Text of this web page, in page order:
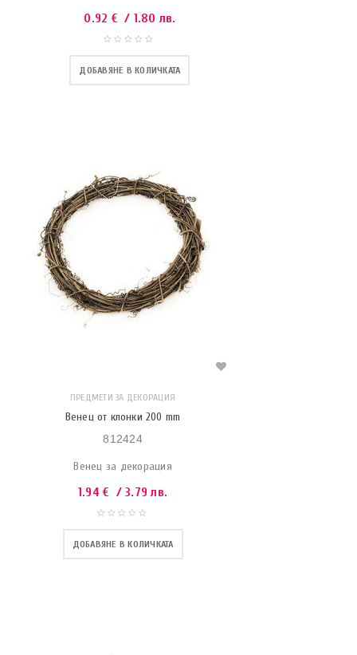
0.92 € / 1.80 лв.
ДОБАВЯНЕ В КОЛИЧКАТА
ПРЕДМЕТИ ЗА ДЕКОРАЦИЯ
Венец от клонки 200 mm
812424
Венец за декорация
1.94€ / 3.79 лв.
ДОБАВЯНЕ В КОЛИЧКАТА